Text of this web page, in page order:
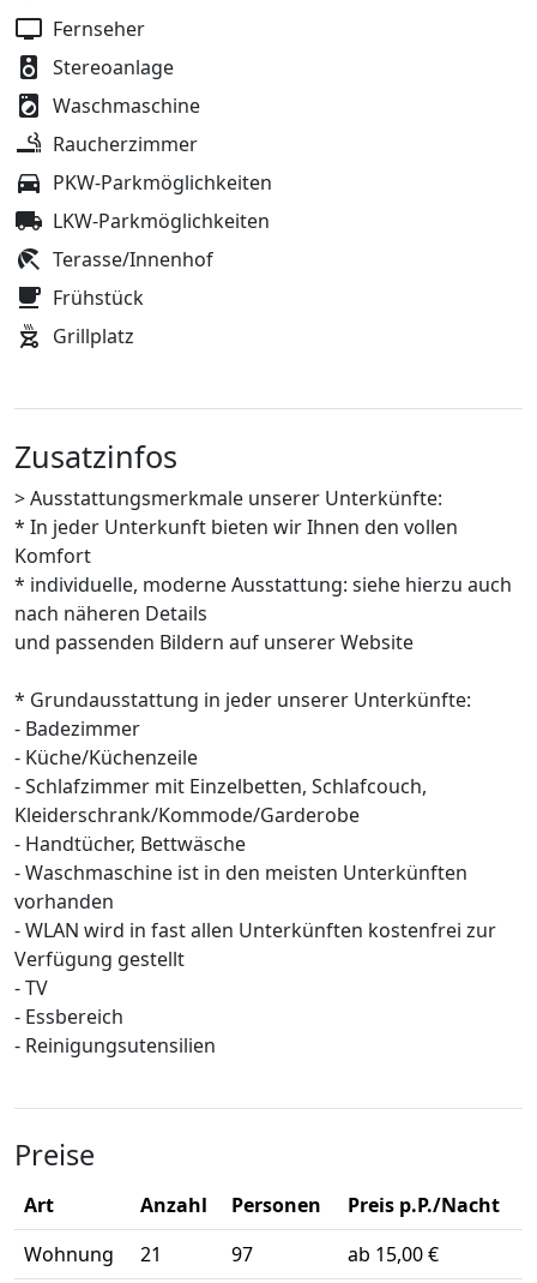
Fernseher
Stereoanlage
Waschmaschine
Raucherzimmer
PKW-Parkmöglichkeiten
LKW-Parkmöglichkeiten
Terasse/Innenhof
Frühstück
Grillplatz
Zusatzinfos
> Ausstattungsmerkmale unserer Unterkünfte:
* In jeder Unterkunft bieten wir Ihnen den vollen
Komfort
* individuelle, moderne Ausstattung: siehe hierzu auch
nach näheren Details
und passenden Bildern auf unserer Website
* Grundausstattung in jeder unserer Unterkünfte:
- Badezimmer
- Küche/Küchenzeile
- Schlafzimmer mit Einzelbetten, Schlafcouch,
Kleiderschrank/Kommode/Garderobe
- Handtücher, Bettwäsche
- Waschmaschine ist in den meisten Unterkünften
vorhanden
- WLAN wird in fast allen Unterkünften kostenfrei zur
Verfügung gestellt
- TV
- Essbereich
- Reinigungsutensilien
Preise
Art Anzahl Personen
Preis p.P./Nacht
Wohnung
21 97 ab 15,00 €